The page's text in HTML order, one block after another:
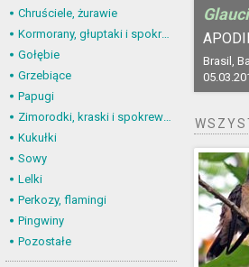
Chruściele, żurawie
Kormorany, głuptaki i spokrewnione
Gołębie
Grzebiące
Papugi
Zimorodki, kraski i spokrewnione
Kukułki
Sowy
Lelki
Perkozy, flamingi
Pingwiny
Pozostałe
Brasil,